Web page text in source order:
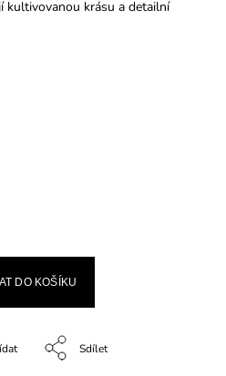
kultivovanou krásu a detailní
DO KOŠÍKU
Sdílet